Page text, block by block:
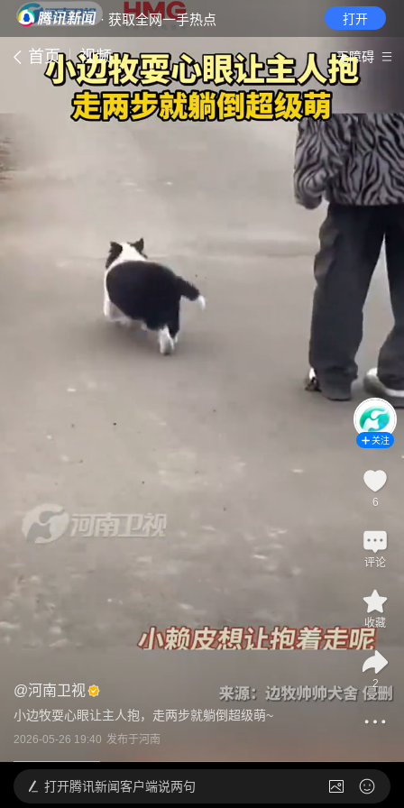
· 获取全网一手热点 打开
首页 视频 无障碍
@河南卫视
小边牧耍心眼让主人抱，走两步就躺倒超级萌~
2026-05-26 19:40 发布于河南
关注
6
评论
收藏
2
打开腾讯新闻客户端说两句